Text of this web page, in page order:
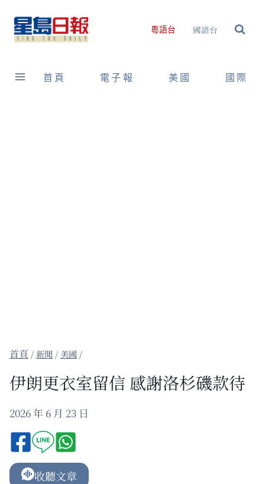
content
粵語台 國語台
首頁 電子報 美國 國際
/新聞 / 美國 /
伊朗更衣室留信 感謝洛杉磯款待
2026 年 6 月 23 日
收聽文章